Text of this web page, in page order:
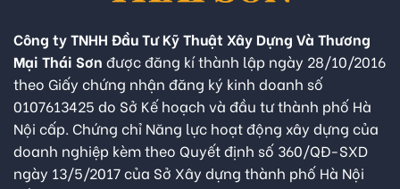
Công ty TNHH Đầu Tư Kỹ Thuật Xây Dựng Và Thương
Mại Thái Sơn được đăng kí thành lập ngày 28/10/2016
theo Giấy chứng nhận đăng ký kinh doanh số
0107613425 do Sở Kế hoạch và đầu tư thành phố Hà
Nội cấp. Chứng chỉ Năng lực hoạt động xây dựng của
doanh nghiệp kèm theo Quyết định số 360/QĐ-SXD
ngày 13/5/2017 của Sở Xây dựng thành phố Hà Nội